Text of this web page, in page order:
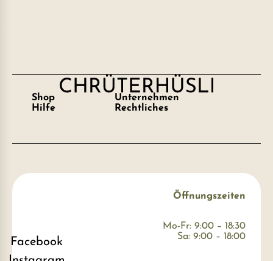
Shop
Unternehmen
Hilfe
Rechtliches
Öffnungszeiten
Mo-Fr: 9:00 – 18:30
Sa: 9:00 – 18:00
Facebook